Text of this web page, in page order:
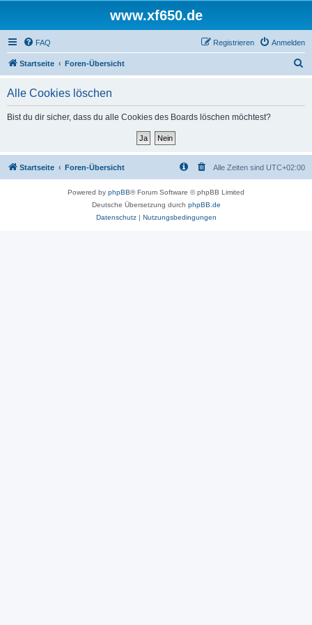
www.xf650.de
FAQ Anmelden
Registrieren
Startseite Foren-Übersicht
Alle Cookies löschen
Bist du dir sicher, dass du alle Cookies des Boards löschen möchtest?
Startseite Foren-Übersicht Alle Zeiten sind UTC+02:00
Powered by phpBB® Forum Software © phpBB Limited
Deutsche Übersetzung durch phpBB.de
Datenschutz| Nutzungsbedingungen